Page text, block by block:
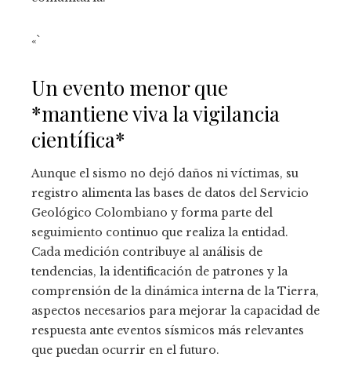
«`
Un evento menor que
*mantiene viva la vigilancia
científica*
Aunque el sismo no dejó daños ni víctimas, su
registro alimenta las bases de datos del Servicio
Geológico Colombiano y forma parte del
seguimiento continuo que realiza la entidad.
Cada medición contribuye al análisis de
tendencias, la identificación de patrones y la
comprensión de la dinámica interna de la Tierra,
aspectos necesarios para mejorar la capacidad de
respuesta ante eventos sísmicos más relevantes
que puedan ocurrir en el futuro.